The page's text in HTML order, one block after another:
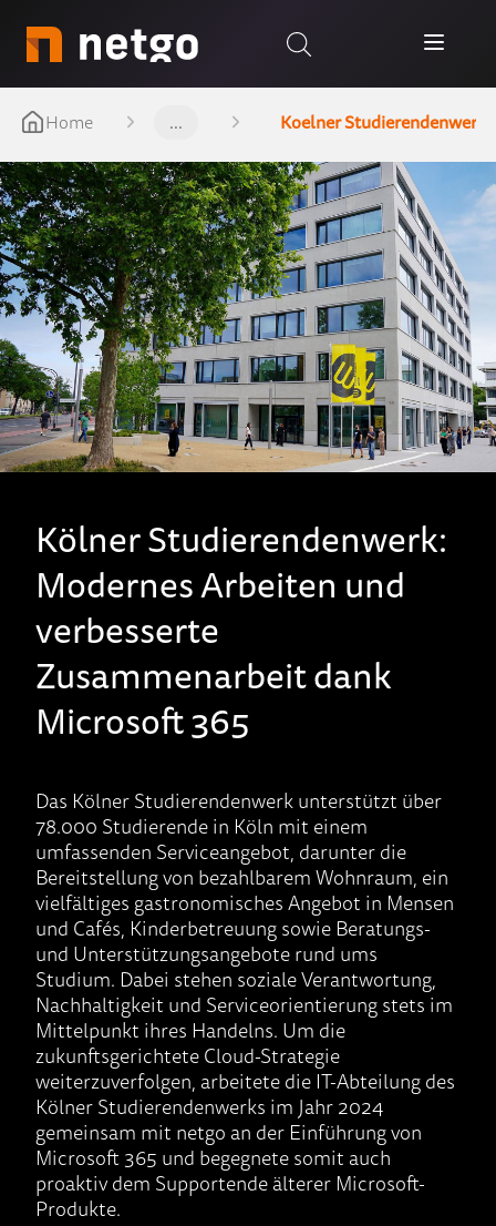
Home ... Koelner Studierendenwerk
Kölner Studierendenwerk:
Modernes Arbeiten und
verbesserte
Zusammenarbeit dank
Microsoft 365
Das Kölner Studierendenwerk unterstützt über
78.000 Studierende in Köln mit einem
umfassenden Serviceangebot, darunterdie
Bereitstellung von bezahlbarem Wohnraum, ein
vielfältiges gastronomisches Angebot in Mensen
und Cafés, Kinderbetreuung sowie Beratungs-
und Unterstützungsangebote rund ums
Studium. Dabei stehen soziale Verantwortung,
Nachhaltigkeit und Serviceorientierung stets im
Mittelpunkt ihres Handelns. Um die
zukunftsgerichteteCloud-Strategie
weiterzuverfolgen, arbeitete die IT-Abteilung des
Kölner Studierendenwerks im Jahr2024
gemeinsam mit netgo an der Einführung von
Microsoft 365 und begegnete somit auch
proaktiv dem Supportendeälterer Microsoft-
Produkte.